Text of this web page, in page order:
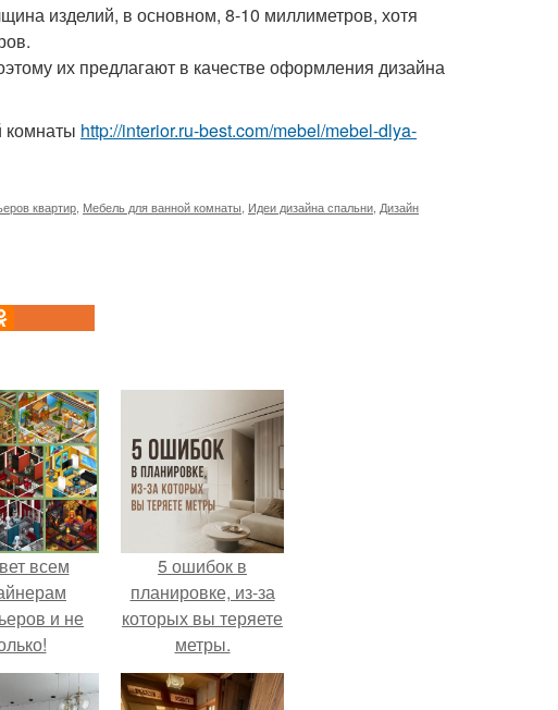
изделий, в основном, 8-10 миллиметров, хотя
их предлагают в качестве оформления дизайна
http://interior.ru-best.com/mebel/mebel-dlya-
квартир Мебель для ванной комнаты Идеи дизайна спальни Дизайн
всем
и не
5 ошибок в
планировке, из-за
которых вы теряете
метры.